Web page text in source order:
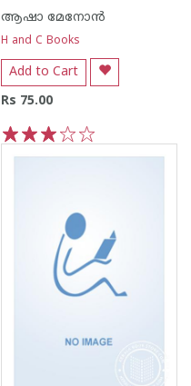
ആഷാ മേനോന്‍
H and C Books
Add to Cart
Rs 75.00